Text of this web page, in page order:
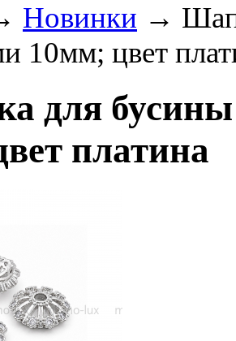
Новинки →
10мм; цвет
для
платина